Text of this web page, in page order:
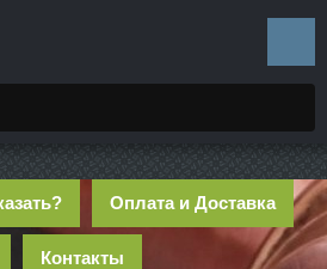
Оплата и Доставка
Контакты